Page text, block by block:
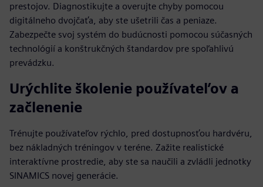
prestojov. Diagnostikujte a overujte chyby pomocou
digitálneho dvojčaťa, aby ste ušetrili čas a peniaze.
Zabezpečte svoj systém do budúcnosti pomocou súčasných
technológií a konštrukčných štandardov pre spoľahlivú
prevádzku.
Urýchlite školenie používateľov a
začlenenie
Trénujte používateľov rýchlo, pred dostupnosťou hardvéru,
bez nákladných tréningov v teréne. Zažite realistické
interaktívne prostredie, aby ste sa naučili a zvládli jednotky
SINAMICS novej generácie.